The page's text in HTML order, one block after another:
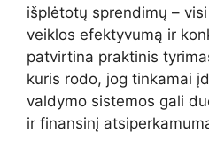
išplėtotų sprendimų –
veiklos efektyvumą ir
patvirtina praktinis
kuris rodo, jog tinkamai
valdymo sistemos gali
ir finansinį